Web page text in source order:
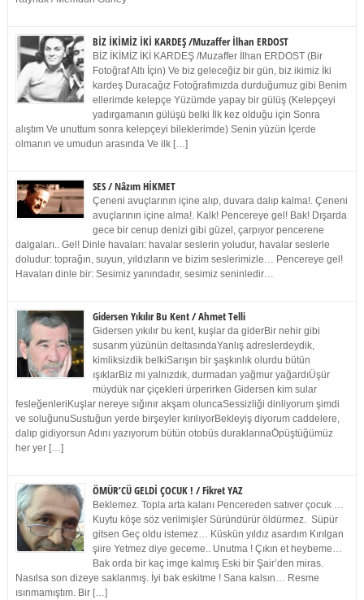
BİZ İKİMİZ İKİ KARDEŞ /Muzaffer İlhan ERDOST
BİZ İKİMİZ İKİ KARDEŞ /Muzaffer İlhan ERDOST (Bir
Fotoğraf Altı İçin) Ve biz geleceğiz bir gün, biz ikimiz İki
kardeş Duracağız Fotoğrafımızda durduğumuz gibi Benim
ellerimde kelepçe Yüzümde yapay bir gülüş (Kelepçeyi
yadırgamanın gülüşü belki İlk kez olduğu için Sonra
alıştım Ve unuttum sonra kelepçeyi bileklerimde) Senin yüzün İçerde
olmanın ve umudun arasında Ve ilk […]
SES / Nâzım HİKMET
Çeneni avuçlarının içine alıp, duvara dalıp kalma!. Çeneni
avuçlarının içine alma!. Kalk! Pencereye gel! Bak! Dışarda
gece bir cenup denizi gibi güzel, çarpıyor pencerene
dalgaları.. Gel! Dinle havaları: havalar seslerin yoludur, havalar seslerle
doludur: toprağın, suyun, yıldızların ve bizim seslerimizle… Pencereye gel!
Havaları dinle bir: Sesimiz yanındadır, sesimiz seninledir…
Gidersen Yıkılır Bu Kent / Ahmet Telli
Gidersen yıkılır bu kent, kuşlar da giderBir nehir gibi
susarım yüzünün deltasındaYanlış adreslerdeydik,
kimliksizdik belkiSarışın bir şaşkınlık olurdu bütün
ışıklarBiz mi yalnızdık, durmadan yağmur yağardıÜşür
müydük nar çiçekleri ürperirken Gidersen kim sular
fesleğenleriKuşlar nereye sığınır akşam oluncaSessizliği dinliyorum şimdi
ve soluğunuSustuğun yerde birşeyler kırılıyorBekleyiş diyorum caddelere,
dalıp gidiyorsun Adını yazıyorum bütün otobüs duraklarınaÖpüştüğümüz
her yer […]
ÖMÜR’CÜ GELDİ ÇOCUK ! / Fikret YAZ
Beklemez. Topla arta kalanı Pencereden satıver çocuk …
Kuytu köşe söz verilmişler Süründürür öldürmez. Süpür
gitsen Geç oldu istemez… Küskün yıldız asardım Kırılgan
şiire Yetmez diye geceme.. Unutma ! Çıkın et heybeme…
Bak orda bir kaç imge kalmış Eski bir Şair’den miras.
Nasılsa son dizeye saklanmış. İyi bak eskitme ! Sana kalsın… Resme
ısınmamıştım. Bir […]